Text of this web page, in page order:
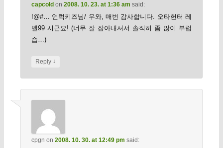
capcoldon 2008. 10. 23. at 1:36 am said:
!@#… 언럭키즈님/ 우와, 매번 감사합니다. 오타헌터 레
벨99 시군요! (너무 잘 잡아내셔서 솔직히 좀 많이 부럽
습…)
Reply ↓
cpgn on 2008. 10. 30. at 12:49 pm said: